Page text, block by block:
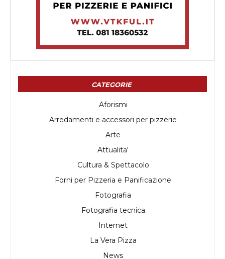
CATEGORIE
Aforismi
Arredamenti e accessori per pizzerie
Arte
Attualita'
Cultura & Spettacolo
Forni per Pizzeria e Panificazione
Fotografia
Fotografia tecnica
Internet
La Vera Pizza
News